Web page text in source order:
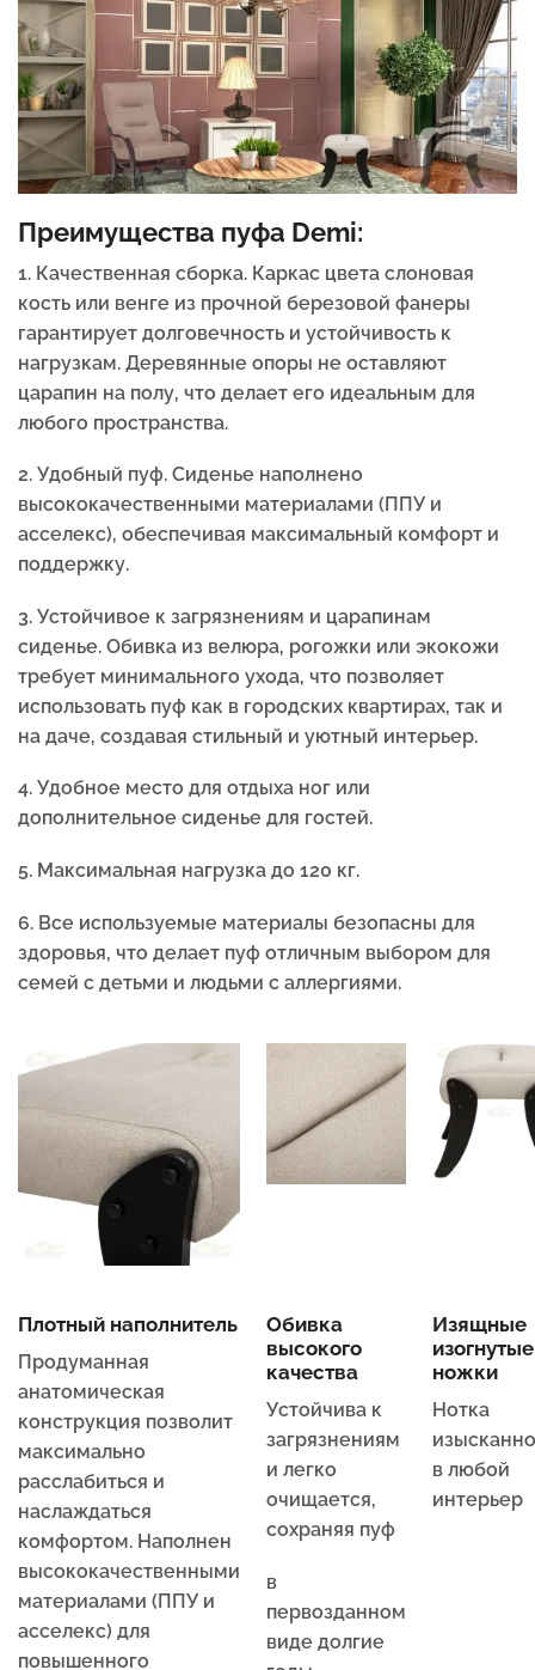
Преимущества пуфа Demi:
1. Качественная сборка. Каркас цвета слоновая
кость или венге из прочной березовой фанеры
гарантирует долговечность и устойчивость к
нагрузкам. Деревянные опоры не оставляют
царапин на полу, что делает его идеальным для
любого пространства.
2. Удобный пуф. Сиденье наполнено
высококачественными материалами (ППУ и
асселекс), обеспечивая максимальный комфорт и
поддержку.
3. Устойчивое к загрязнениям и царапинам
сиденье. Обивка из велюра, рогожки или экокожи
требует минимального ухода, что позволяет
использовать пуф как в городских квартирах, так и
на даче, создавая стильный и уютный интерьер.
4. Удобное место для отдыха ног или
дополнительное сиденье для гостей.
5. Максимальная нагрузка до 120 кг.
6. Все используемые материалы безопасны для
здоровья, что делает пуф отличным выбором для
семей с детьми и людьми с аллергиями.
Плотный наполнитель
Продуманная
анатомическая
конструкция позволит
максимально
расслабиться и
наслаждаться
комфортом. Наполнен
высококачественными
материалами (ППУ и
асселекс) для
повышенного
Обивка
высокого
качества
Устойчива к
загрязнениям
и легко
очищается,
сохраняя пуф
в
первозданном
виде долгие
Изящные
изогнутые
ножки
Нотка
в любой
интерьер